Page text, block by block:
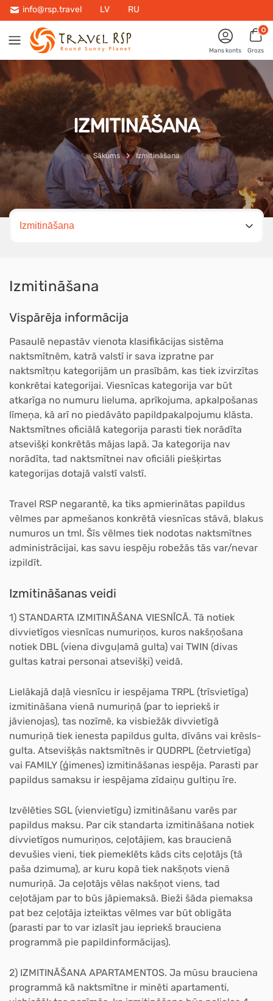
info@rsp.travel LV RU
Mans konts
0
Grozs
IZMITINĀŠANA
Sākums Izmitināšana
Izvēlies lapu
Izmitināšana
Izmitināšana
Vispārēja informācija
Pasaulē nepastāv vienota klasifikācijas sistēma
naktsmītnēm, katrā valstī ir sava izpratne par
naktsmītņu kategorijām un prasībām, kas tiek izvirzītas
konkrētai kategorijai. Viesnīcas kategorija var būt
atkarīga no numuru lieluma, aprīkojuma, apkalpošanas
līmeņa, kā arī no piedāvāto papildpakalpojumu klāsta.
Naktsmītnes oficiālā kategorija parasti tiek norādīta
atsevišķi konkrētās mājas lapā. Ja kategorija nav
norādīta, tad naktsmītnei nav oficiāli piešķirtas
kategorijas dotajā valstī valstī.
Travel RSP negarantē, ka tiks apmierinātas papildus
vēlmes par apmešanos konkrētā viesnīcas stāvā, blakus
numuros un tml. Šīs vēlmes tiek nodotas naktsmītnes
administrācijai, kas savu iespēju robežās tās var/nevar
izpildīt.
Izmitināšanas veidi
1) STANDARTA IZMITINĀŠANA VIESNĪCĀ. Tā notiek
divvietīgos viesnīcas numuriņos, kuros nakšņošana
notiek DBL (viena divguļamā gulta) vai TWIN (divas
gultas katrai personai atsevišķi) veidā.
Lielākajā daļā viesnīcu ir iespējama TRPL (trīsvietīga)
izmitināšana vienā numuriņā (par to iepriekš ir
jāvienojas), tas nozīmē, ka visbiežāk divvietīgā
numuriņā tiek ienesta papildus gulta, dīvāns vai krēsls-
gulta. Atsevišķās naktsmītnēs ir QUDRPL (četrvietīga)
vai FAMILY (ģimenes) izmitināšanas iespēja. Parasti par
papildus samaksu ir iespējama zīdaiņu gultiņu īre.
Izvēlēties SGL (vienvietīgu) izmitināšanu varēs par
papildus maksu. Par cik standarta izmitināšana notiek
divvietīgos numuriņos, ceļotājiem, kas braucienā
devušies vieni, tiek piemeklēts kāds cits ceļotājs (tā
paša dzimuma), ar kuru kopā tiek nakšņots vienā
numuriņā. Ja ceļotājs vēlas nakšņot viens, tad
ceļotājam par to būs jāpiemaksā. Bieži šāda piemaksa
pat bez ceļotāja izteiktas vēlmes var būt obligāta
(parasti par to var izlasīt jau iepriekš brauciena
programmā pie papildinformācijas).
2) IZMITINĀŠANA APARTAMENTOS. Ja mūsu brauciena
programmā kā naktsmītne ir minēti apartamenti,